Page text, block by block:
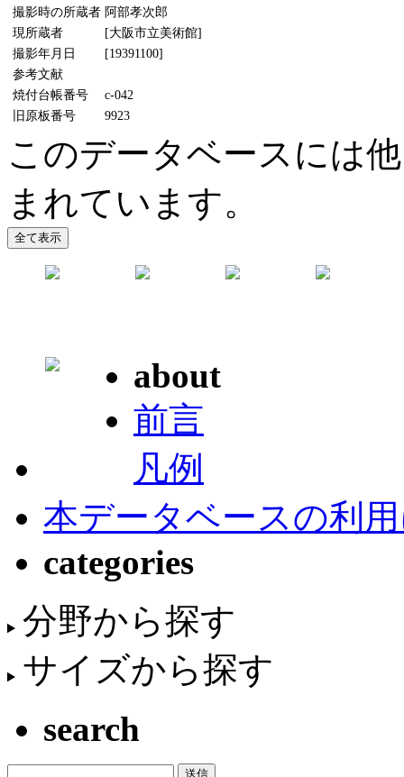
撮影時の所蔵者 阿部孝次郎
現所蔵者
[大阪市立美術館]
撮影年月日
[19391100]
参考文献
焼付台帳番号
c-042
旧原板番号
9923
このデータベースには
まれています。
about
前言
凡例
本データベースの利
categories
分野から探す
サイズから探す
search